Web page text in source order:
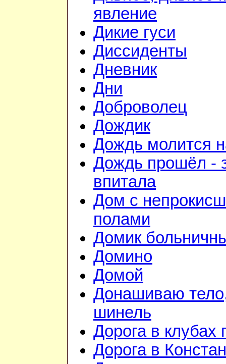
явление
Дикие гуси
Диссиденты
Дневник
Дни
Доброволец
Дождик
Дождь молится
Дождь прошёл -
впитала
Дом с
полами
Домик
Домино
Домой
Донашиваю
шинель
Дорога в клубах
Дорога в